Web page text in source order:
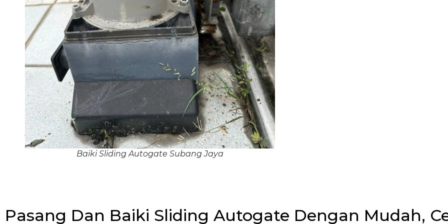
Baiki Sliding Autogate Subang Jaya
Pasang Dan Baiki Sliding Autogate Dengan Mudah,